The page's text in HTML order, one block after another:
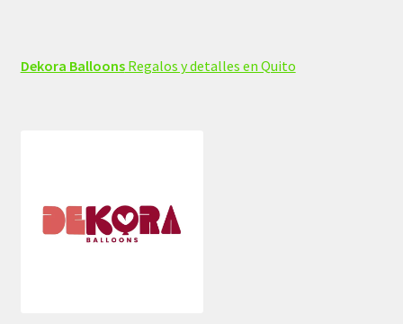
Dekora BalloonsRegalos y detalles en Quito